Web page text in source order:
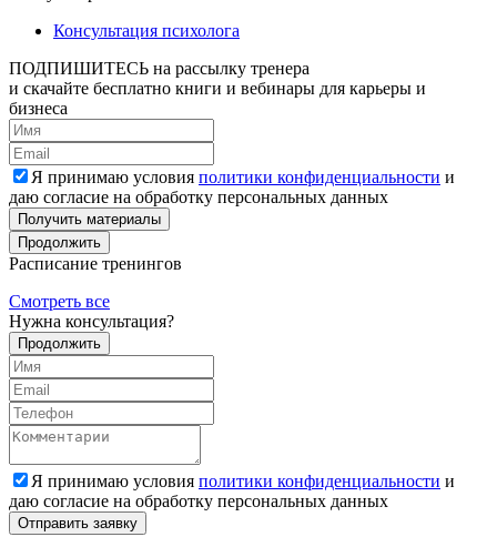
Консультация психолога
ПОДПИШИТЕСЬ на рассылку тренера
и скачайте бесплатно книги и вебинары для карьеры и
бизнеса
Я принимаю условия политики конфиденциальности и
даю согласие на обработку персональных данных
Получить материалы
Продолжить
Расписание тренингов
Смотреть все
Нужна консультация?
Продолжить
Я принимаю условия политики конфиденциальности и
даю согласие на обработку персональных данных